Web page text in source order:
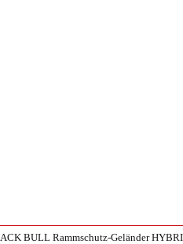
BULL Rammschutz-Geländer